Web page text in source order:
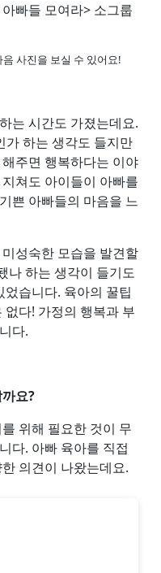
빠들 모여라> 소그룹
사진을 보실 수 있어요!
는 시간도 가졌는데요.
가 하는 생각도 들지만
주면 행복하다는 이야
쳐도 아이들이 아빠를
쁜 아빠들의 마음을 느
성숙한 모습을 발견할
나 하는 생각이 들기도
습니다. 육아의 꿀팁
다! 가정의 행복과 부
다.
요?
위해 필요한 것이 무
다. 아빠 육아를 직접
의견이 나왔는데요.